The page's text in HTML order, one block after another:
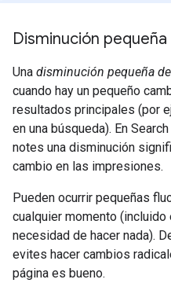
Disminución
Una disminución pequeña
cuando hay un pequeño
resultados principales (por
en una búsqueda). En
notes una disminución
cambio en las impresiones.
Pueden ocurrir pequeñas
cualquier momento
necesidad de hacer nada).
evites hacer cambios
página es bueno.